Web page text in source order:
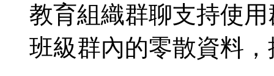
教育組織群聊支持使
班級群內的零散資料